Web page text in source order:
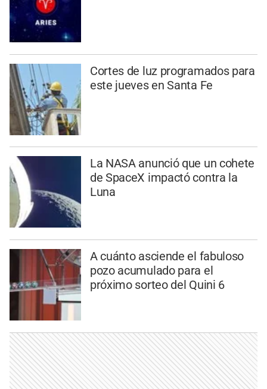
Cortes de luz programados para
este jueves en Santa Fe
La NASA anunció que un cohete
de SpaceX impactó contra la
Luna
A cuánto asciende el fabuloso
pozo acumulado para el
próximo sorteo del Quini 6